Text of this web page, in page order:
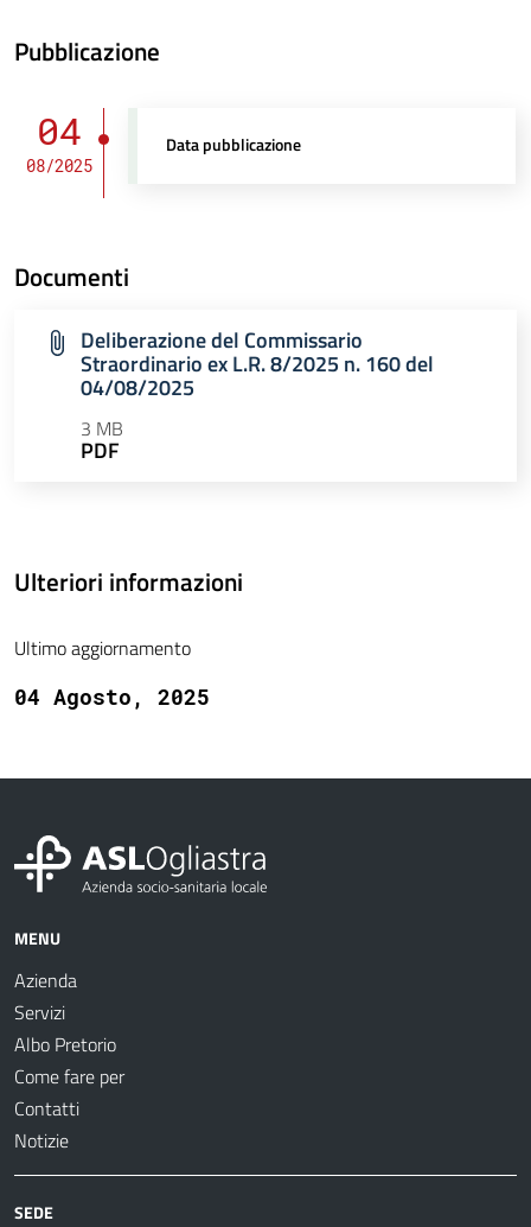
Pubblicazione
04
08/2025
Data pubblicazione
Documenti
Deliberazione del Commissario
Straordinario ex L.R. 8/2025 n. 160 del
04/08/2025
3 MB
PDF
Ulteriori informazioni
Ultimo aggiornamento
04 Agosto, 2025
MENU
Azienda
Servizi
Albo Pretorio
Come fare per
Contatti
Notizie
SEDE